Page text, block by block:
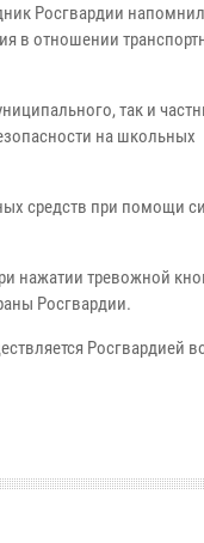
Росгвардии напомнил
в отношении
так и
на школьных
средств при помощи
нажатии тревожной
Росгвардии.
Росгвардией